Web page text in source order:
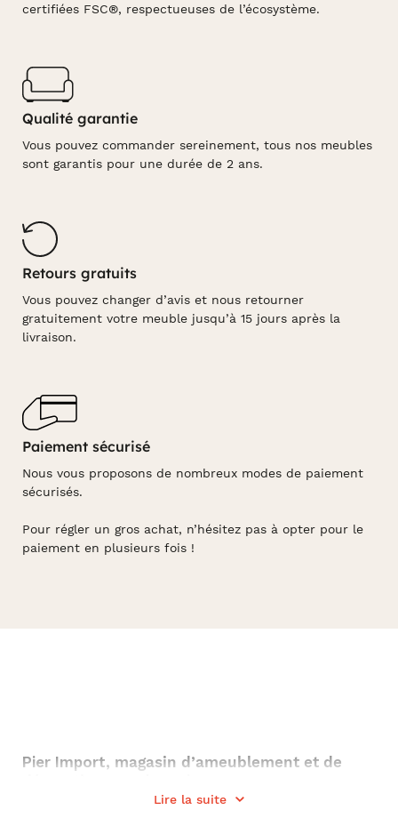
certifiées FSC®, respectueuses de l’écosystème.
Qualité garantie
Vous pouvez commander sereinement, tous nos meubles
sont garantis pour une durée de 2 ans.
Retours gratuits
Vous pouvez changer d’avis et nous retourner
gratuitement votre meuble jusqu’à 15 jours après la
livraison.
Paiement sécurisé
Nous vous proposons de nombreux modes de paiement
sécurisés.
Pour régler un gros achat, n’hésitez pas à opter pour le
paiement en plusieurs fois !
Pier Import, magasin d’ameublement et de
Créée en 1972, Pier Import a été pionnière dans l’offre de
Lire la suite